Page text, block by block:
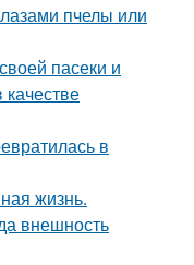
пчелы или
пасеки и
в
жизнь.
внешность